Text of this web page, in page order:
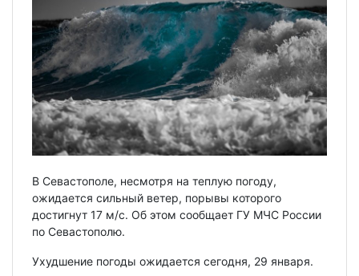
В Севастополе, несмотря на теплую погоду,
ожидается сильный ветер, порывы которого
достигнут 17 м/с. Об этом сообщает ГУ МЧС России
по Севастополю.
Ухудшение погоды ожидается сегодня, 29 января.